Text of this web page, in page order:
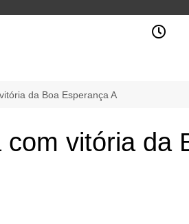
da Boa Esperança A
vitória da